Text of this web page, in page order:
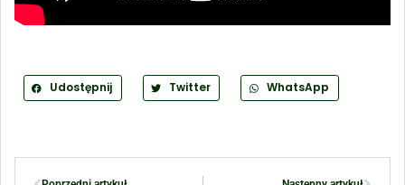
Udostępnij Twitter WhatsApp